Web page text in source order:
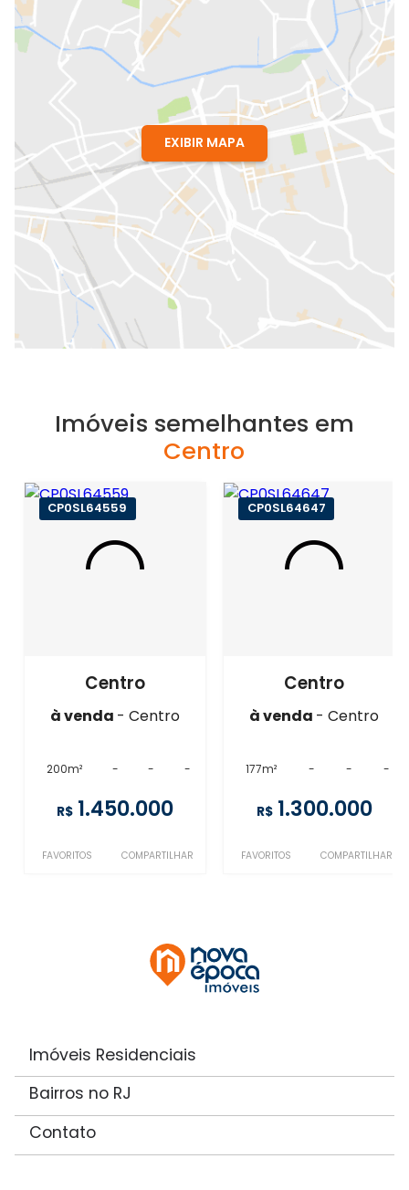
EXIBIR MAPA
Imóveis semelhantes em
Centro
CP0SL64559
Centro
à venda - Centro
200m² - - -
R$ 1.450.000
FAVORITOS COMPARTILHAR
CP0SL64647
Centro
à venda - Centro
177m² - - -
R$ 1.300.000
FAVORITOS COMPARTILHAR
Imóveis Residenciais
Bairros no RJ
Contato